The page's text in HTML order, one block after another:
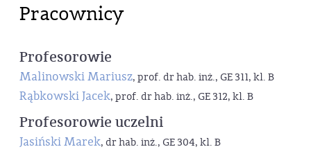
Pracownicy
Profesorowie
Malinowski Mariusz, prof. dr hab. inż., GE 311, kl. B
Rąbkowski Jacek, prof. dr hab. inż., GE 312, kl. B
Profesorowie uczelni
Jasiński Marek, dr hab. inż., GE 304, kl. B